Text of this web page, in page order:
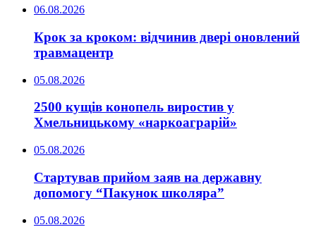
06.08.2026
Крок за кроком: відчинив двері оновлений
травмацентр
05.08.2026
2500 кущів конопель виростив у
Хмельницькому «наркоаграрій»
05.08.2026
Стартував прийом заяв на державну
допомогу “Пакунок школяра”
05.08.2026